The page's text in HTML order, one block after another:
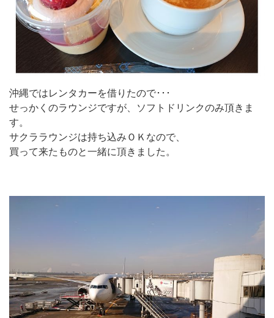
沖縄ではレンタカーを借りたので･･･
せっかくのラウンジですが、ソフトドリンクのみ頂きま
す。
サクララウンジは持ち込みＯＫなので、
買って来たものと一緒に頂きました。